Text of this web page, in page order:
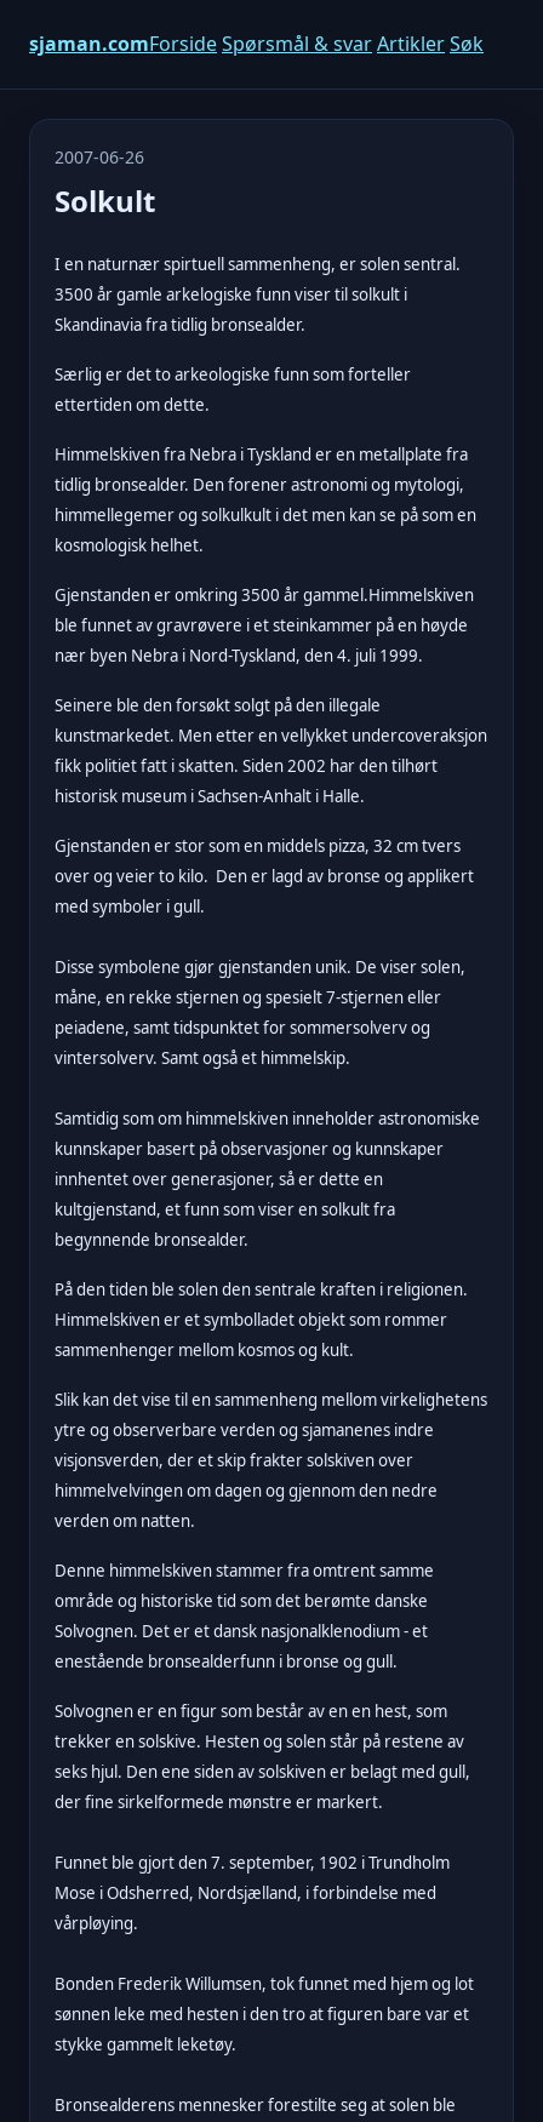
sjaman.comForsideSpørsmål & svarArtiklerSøk
2007-06-26
Solkult
I en naturnær spirtuell sammenheng, er solen sentral.
3500 år gamle arkelogiske funn viser til solkult i
Skandinavia fra tidlig bronsealder.
Særlig er det to arkeologiske funn som forteller
ettertiden om dette.
Himmelskiven fra Nebra i Tyskland er en metallplate fra
tidlig bronsealder. Den forener astronomi og mytologi,
himmellegemer og solkulkult i det men kan se på som en
kosmologisk helhet.
Gjenstanden er omkring 3500 år gammel.Himmelskiven
ble funnet av gravrøvere i et steinkammer på en høyde
nær byen Nebra i Nord-Tyskland, den 4. juli 1999.
Seinere ble den forsøkt solgt på den illegale
kunstmarkedet. Men etter en vellykket undercoveraksjon
fikk politiet fatt i skatten. Siden 2002 har den tilhørt
historisk museum i Sachsen-Anhalt i Halle.
Gjenstanden er stor som en middels pizza, 32 cm tvers
over og veier to kilo. Den er lagd av bronse og applikert
med symboler i gull.
Disse symbolene gjør gjenstanden unik. De viser solen,
måne, en rekke stjernen og spesielt 7-stjernen eller
peiadene, samt tidspunktet for sommersolverv og
vintersolverv. Samt også et himmelskip.
Samtidig som om himmelskiven inneholder astronomiske
kunnskaper basert på observasjoner og kunnskaper
innhentet over generasjoner, så er dette en
kultgjenstand, et funn som viser en solkult fra
begynnende bronsealder.
På den tiden ble solen den sentrale kraften i religionen.
Himmelskiven er et symbolladet objekt som rommer
sammenhenger mellom kosmos og kult.
Slik kan det vise til en sammenheng mellom virkelighetens
ytre og observerbare verden og sjamanenes indre
visjonsverden, der et skip frakter solskiven over
himmelvelvingen om dagen og gjennom den nedre
verden om natten.
Denne himmelskiven stammer fra omtrent samme
område og historiske tid som det berømte danske
Solvognen. Det er et dansk nasjonalklenodium - et
enestående bronsealderfunn i bronse og gull.
Solvognen er en figur som består av en en hest, som
trekker en solskive. Hesten og solen står på restene av
seks hjul. Den ene siden av solskiven er belagt med gull,
der fine sirkelformede mønstre er markert.
Funnet ble gjort den 7. september, 1902 i Trundholm
Mose i Odsherred, Nordsjælland, i forbindelse med
vårpløying.
Bonden Frederik Willumsen, tok funnet med hjem og lot
sønnen leke med hesten i den tro at figuren bare var et
stykke gammelt leketøy.
Bronsealderens mennesker forestilte seg at solen ble